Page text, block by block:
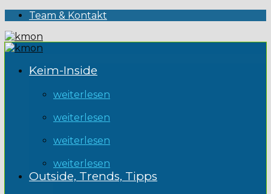
Team & Kontakt
Keim-Inside
weiterlesen
weiterlesen
weiterlesen
weiterlesen
Outside, Trends, Tipps